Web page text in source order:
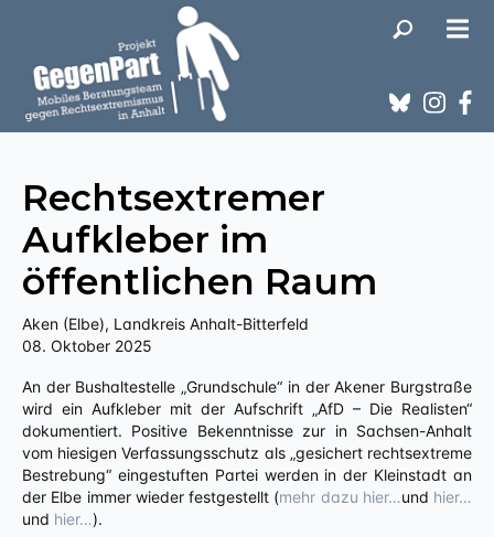
Rechtsextremer
Aufkleber im
öffentlichen Raum
Aken (Elbe), Landkreis Anhalt-Bitterfeld
08. Oktober 2025
An der Bushaltestelle „Grundschule“ in der Akener Burgstraße
wird ein Aufkleber mit der Aufschrift „AfD – Die Realisten“
dokumentiert. Positive Bekenntnisse zur in Sachsen-Anhalt
vom hiesigen Verfassungsschutz als „gesichert rechtsextreme
Bestrebung“ eingestuften Partei werden in der Kleinstadt an
der Elbe immer wieder festgestellt (mehr dazu hier…und hier…
und hier…).